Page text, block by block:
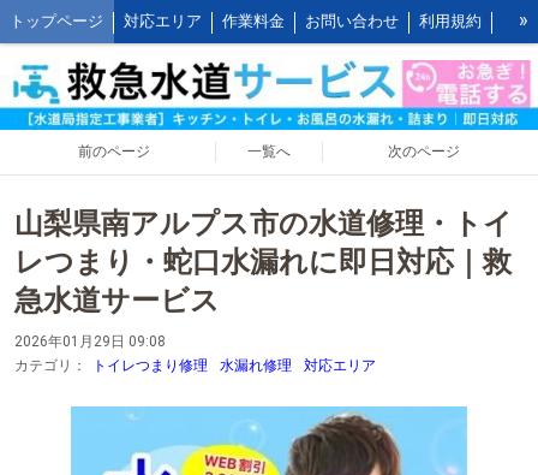
トップページ 対応エリア 作業料金 お問い合わせ 利用規約
水道修理の作業報告 水道修理の施工事例 よくあるご質問 FAQ
救水の水道修理ブログ お客様の声とご感想 WEB割引ご利用方法
公式LINEアカウント キッチンの作業料金
屋外の作業料金
»
前のページ 一覧へ 次のページ
山梨県南アルプス市の水道修理・トイ
レつまり・蛇口水漏れに即日対応｜救
急水道サービス
2026年01月29日 09:08
カテゴリ：
トイレつまり修理 水漏れ修理 対応エリア